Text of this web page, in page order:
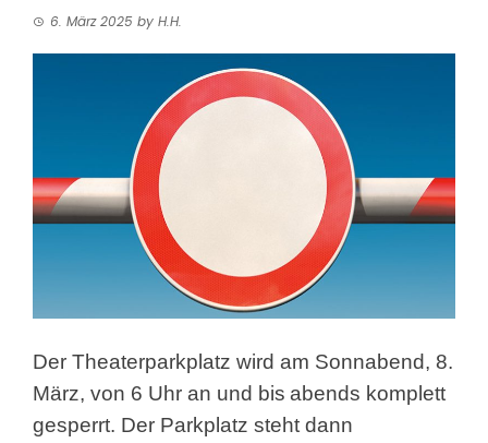
6. März 2025 by H.H.
Der Theaterparkplatz wird am Sonnabend, 8.
März, von 6 Uhr an und bis abends komplett
gesperrt. Der Parkplatz steht dann